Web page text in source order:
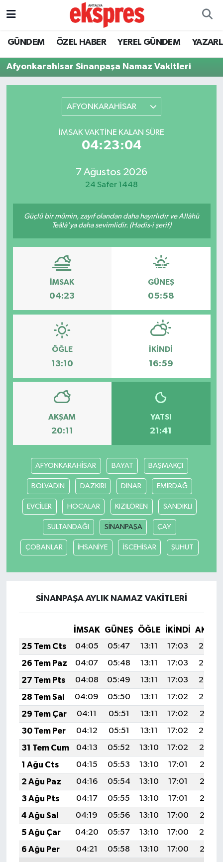
GÜNDEM ÖZEL HABER YEREL GÜNDEM
Afyonkarahisar Sinanpaşa Namaz Vakitleri
AFYONKARAHİSAR
İMSAK VAKTINE KALAN SÜRE
04:23:04
7 Ağustos 2026
24 Safer 1448
Güçlü bir mümin, zayıf olandan daha hayırlıdır ve Allâhü
Teâlâ'ya daha sevimlidir. (Hadis-i şerif)
İMSAK
04:23
GÜNEŞ
05:58
ÖĞLE
13:10
İKINDI
16:59
AKŞAM
20:11
YATSI
21:41
AFYONKARAHİSAR BAYAT BAŞMAKÇI
BOLVADİN DAZKIRI DİNAR EMİRDAĞ
EVCİLER HOCALAR KIZILÖREN SANDIKLI
SULTANDAĞI SİNANPAŞA ÇAY
ÇOBANLAR İHSANİYE İSCEHİSAR ŞUHUT
SİNANPAŞA AYLIK NAMAZ VAKITLERI
İMSAK GÜNEŞ ÖĞLE İKINDI
25 Tem Cts
04:05 05:47 13:11 17:03
20:24
26 Tem Paz
04:07 05:48 13:11 17:03
20:23
27 Tem Pts
04:08 05:49 13:11 17:03
20:22
28 Tem Sal
04:09 05:50 13:11 17:02
20:22
29 Tem Çar
04:11 05:51 13:11 17:02
20:21
30 Tem Per
04:12 05:51 13:11 17:02
20:20
31 Tem Cum
04:13 05:52 13:10 17:02
20:19
1 Ağu Cts
04:15 05:53 13:10 17:01
20:18
2 Ağu Paz
04:16 05:54 13:10 17:01
20:17
3 Ağu Pts
04:17 05:55 13:10 17:01
20:16
4 Ağu Sal
04:19 05:56 13:10 17:00
20:15
5 Ağu Çar
04:20 05:57 13:10 17:00
20:14
6 Ağu Per
04:21 05:58 13:10 17:00
20:13
ÖZEL HABER
GÜNDEM
EKONOMİ
KÜLTÜR - SANAT
SAĞLIK
DÜNYA
EĞİTİM
TURİZM
RÖPORTAJ
YAZARLAR
RESMİ İLAN
MAGAZİN
Nöbetçi Eczaneler
Hava Durumu
Süper Lig Puan Durumu ve Fikstür
Tüm Manşetler